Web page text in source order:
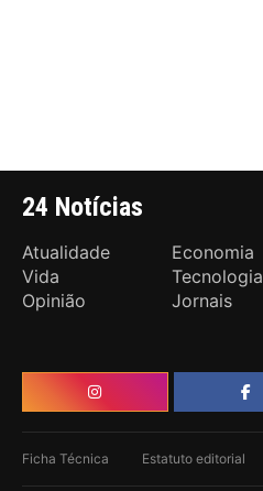
24 Notícias
Atualidade Economia
Vida
Tecnologia
Opinião
Jornais
Ficha Técnica Estatuto editorial